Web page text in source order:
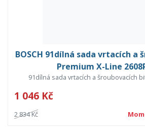
BOSCH 91dílná sada vrtacích a
Premium X-Line
91dílná sada vrtacích a šroubovacích
1 046 Kč
2 834 Kč